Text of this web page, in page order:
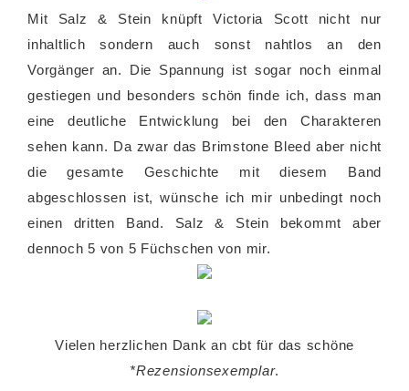
Mit Salz & Stein knüpft Victoria Scott nicht nur
inhaltlich sondern auch sonst nahtlos an den
Vorgänger an. Die Spannung ist sogar noch einmal
gestiegen und besonders schön finde ich, dass man
eine deutliche Entwicklung bei den Charakteren
sehen kann. Da zwar das Brimstone Bleed aber nicht
die gesamte Geschichte mit diesem Band
abgeschlossen ist, wünsche ich mir unbedingt noch
einen dritten Band. Salz & Stein bekommt aber
dennoch 5 von 5 Füchschen von mir.
Vielen herzlichen Dank an cbt für das schöne
*Rezensionsexemplar.